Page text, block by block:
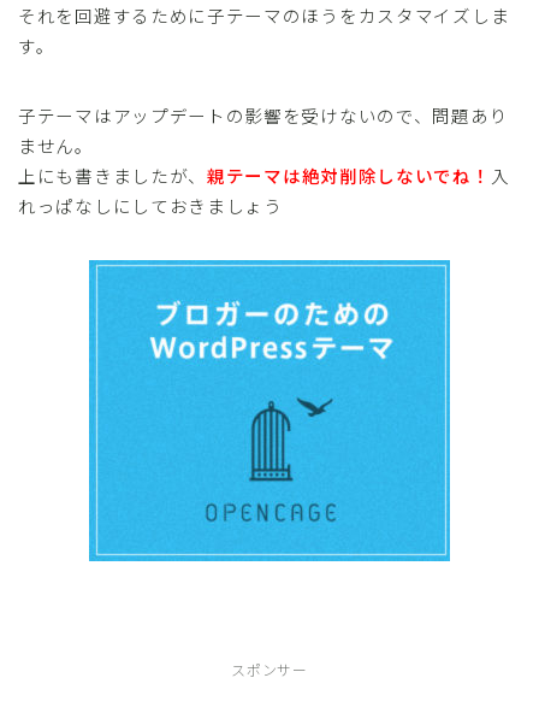
それを回避するために子テーマのほうをカスタマイズしま
す。
子テーマはアップデートの影響を受けないので、問題あり
ません。
上にも書きましたが、 親テーマは絶対削除しないでね！ 入
れっぱなしにしておきましょう
スポンサー